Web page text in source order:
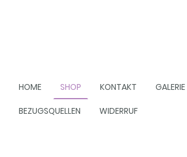
HOME SHOP KONTAKT GALERIE
BEZUGSQUELLEN WIDERRUF